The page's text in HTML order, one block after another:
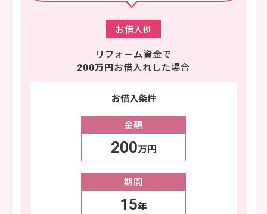
お借入例
リフォーム資金で
200万円 お借入れした場合
お借入条件
金額
200万円
期間
15年